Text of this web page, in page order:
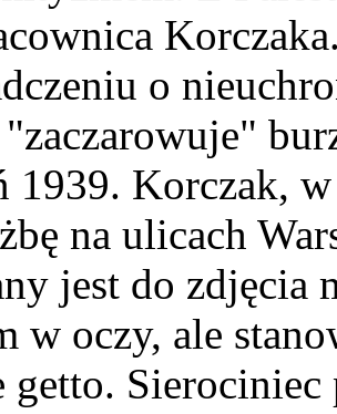
o
1939. Korczak,
na ulicach
jest do zdjęcia
w oczy, ale
getto.